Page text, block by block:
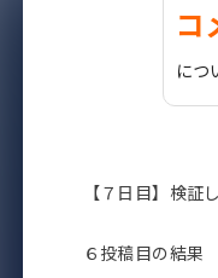
コ
につ
【７日目】検証
６投稿目の結果